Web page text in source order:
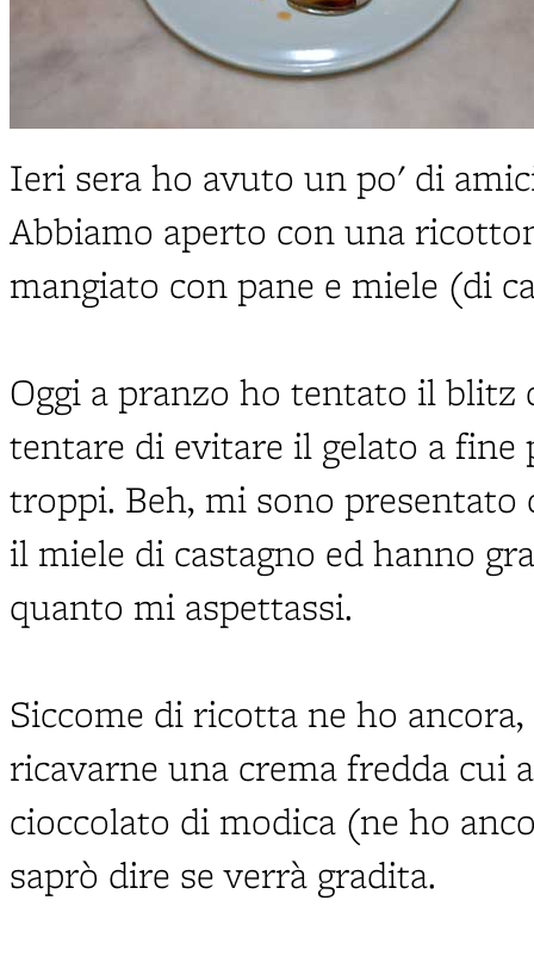
Ieri sera ho avuto un po' di
Abbiamo aperto con una
mangiato con pane e miele (di
Oggi a pranzo ho tentato il blitz
tentare di evitare il gelato a fine
troppi. Beh, mi sono
il miele di castagno ed hanno
quanto mi aspettassi.
Siccome di ricotta ne ho
ricavarne una crema fredda cui
cioccolato di modica (ne ho
saprò dire se verrà gradita.